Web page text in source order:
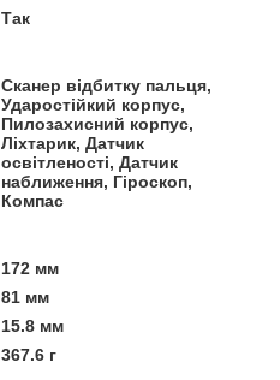
Так
Сканер відбитку пальця,
Ударостійкий корпус,
Пилозахисний корпус,
Ліхтарик, Датчик
освітленості, Датчик
наближення, Гіроскоп,
Компас
172 мм
81 мм
15.8 мм
367.6 г